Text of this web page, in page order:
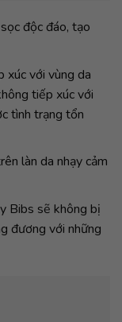
độc đáo, tạo
xúc với vùng da
tiếp xúc với
tình trạng tổn
làn da nhạy cảm
Bibs sẽ không bị
đương với những